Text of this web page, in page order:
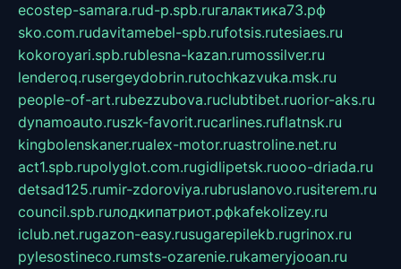
ecostep-samara.rud-p.spb.ruгалактика73.рф
sko.com.rudavitamebel-spb.rufotsis.rutesiaes.ru
kokoroyari.spb.rublesna-kazan.rumossilver.ru
lenderoq.rusergeydobrin.rutochkazvuka.msk.ru
people-of-art.rubezzubova.ruclubtibet.ruorior-aks.ru
dynamoauto.ruszk-favorit.rucarlines.ruflatnsk.ru
kingbolenskaner.rualex-motor.ruastroline.net.ru
act1.spb.rupolyglot.com.rugidlipetsk.ruooo-driada.ru
detsad125.rumir-zdoroviya.rubruslanovo.rusiterem.ru
council.spb.ruлодкипатриот.рфkafekolizey.ru
iclub.net.rugazon-easy.rusugarepilekb.rugrinox.ru
pylesostineco.rumsts-ozarenie.rukameryjooan.ru